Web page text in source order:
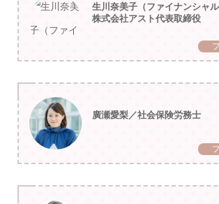
生川奈美子（ファイナンシャ
株式会社アスト代表取締役
廣瀬愛梨／社会保険労務士